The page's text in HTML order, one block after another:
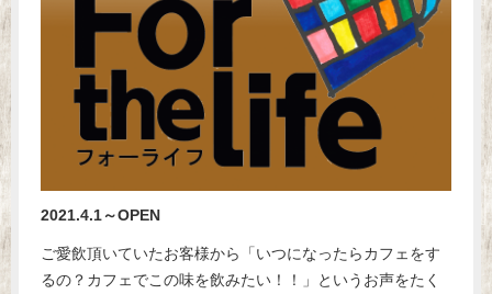
2021.4.1～OPEN
ご愛飲頂いていたお客様から「いつになったらカフェをす
るの？カフェでこの味を飲みたい！！」というお声をたく